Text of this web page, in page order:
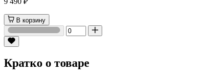
В корзину
Кратко о товаре